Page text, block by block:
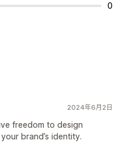
0
2024年6月2日
freedom to design
brand’s identity.